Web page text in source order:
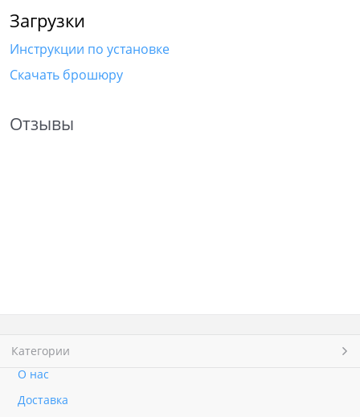
Загрузки
Инструкции по установке
Скачать брошюру
Отзывы
Категории
О нас
Доставка